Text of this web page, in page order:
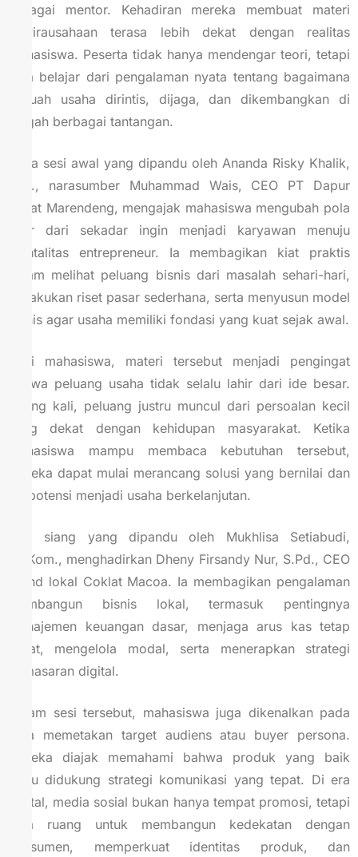
sebagai mentor. Kehadiran mereka membuat materi
kewirausahaan terasa lebih dekat dengan realitas
mahasiswa. Peserta tidak hanya mendengar teori, tetapi
juga belajar dari pengalaman nyata tentang bagaimana
sebuah usaha dirintis, dijaga, dan dikembangkan di
tengah berbagai tantangan.
Pada sesi awal yang dipandu oleh Ananda Risky Khalik,
S.Si., narasumber Muhammad Wais, CEO PT Dapur
Sehat Marendeng, mengajak mahasiswa mengubah pola
pikir dari sekadar ingin menjadi karyawan menuju
mentalitas entrepreneur. Ia membagikan kiat praktis
dalam melihat peluang bisnis dari masalah sehari-hari,
melakukan riset pasar sederhana, serta menyusun model
bisnis agar usaha memiliki fondasi yang kuat sejak awal.
Bagi mahasiswa, materi tersebut menjadi pengingat
bahwa peluang usaha tidak selalu lahir dari ide besar.
Sering kali, peluang justru muncul dari persoalan kecil
yang dekat dengan kehidupan masyarakat. Ketika
mahasiswa mampu membaca kebutuhan tersebut,
mereka dapat mulai merancang solusi yang bernilai dan
berpotensi menjadi usaha berkelanjutan.
Sesi siang yang dipandu oleh Mukhlisa Setiabudi,
S.I.Kom., menghadirkan Dheny Firsandy Nur, S.Pd., CEO
brand lokal Coklat Macoa. Ia membagikan pengalaman
membangun bisnis lokal, termasuk pentingnya
manajemen keuangan dasar, menjaga arus kas tetap
sehat, mengelola modal, serta menerapkan strategi
pemasaran digital.
Dalam sesi tersebut, mahasiswa juga dikenalkan pada
cara memetakan target audiens atau buyer persona.
Mereka diajak memahami bahwa produk yang baik
perlu didukung strategi komunikasi yang tepat. Di era
digital, media sosial bukan hanya tempat promosi, tetapi
juga ruang untuk membangun kedekatan dengan
konsumen, memperkuat identitas produk, dan